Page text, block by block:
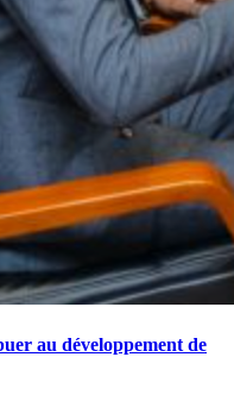
au développement de